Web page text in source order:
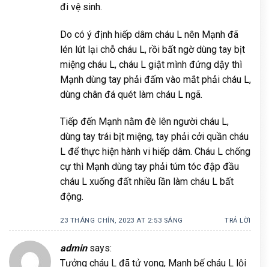
đi vệ sinh.
Do có ý định hiếp dâm cháu L nên Mạnh đã
lén lút lại chỗ cháu L, rồi bất ngờ dùng tay bịt
miệng cháu L, cháu L giật mình đứng dậy thì
Mạnh dùng tay phải đấm vào mắt phải cháu L,
dùng chân đá quét làm cháu L ngã.
Tiếp đến Mạnh nằm đè lên người cháu L,
dùng tay trái bịt miệng, tay phải cởi quần cháu
L để thực hiện hành vi hiếp dâm. Cháu L chống
cự thì Mạnh dùng tay phải túm tóc đập đầu
cháu L xuống đất nhiều lần làm cháu L bất
động.
23 THÁNG CHÍN, 2023 AT 2:53 SÁNG TRẢ LỜI
admin says:
Tưởng cháu L đã tử vong, Mạnh bế cháu L lội